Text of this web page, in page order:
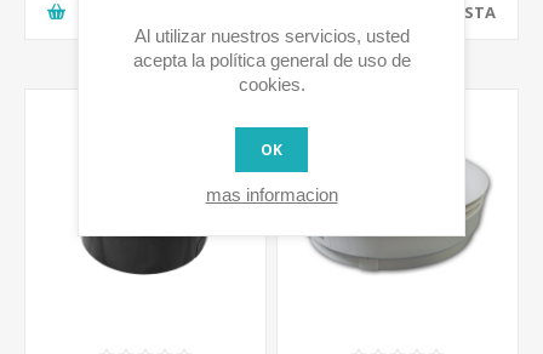
AGREGAR A LA CESTA
Al utilizar nuestros servicios, usted
acepta la política general de uso de
cookies.
OK
mas informacion